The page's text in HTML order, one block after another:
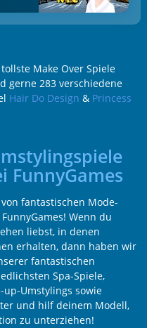
Make Over Spiele
gerne 283 verschiedene
Hair Do Design & Princess
FunnyGames
fantastischen Mode-
Wenn du
liebst, in denen
erhalten, dann haben wir
fantastischen
Spa-Spiele,
up-Umstylings sowie
und hilf deinem Modell,
zu unterziehen!